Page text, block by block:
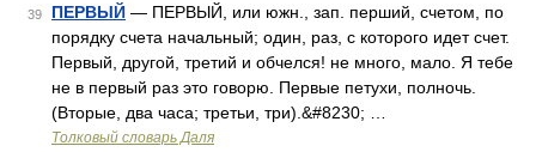
39 ПЕРВЫЙ — ПЕРВЫЙ, или южн., зап. перший, счетом, по
порядку счета начальный; один, раз, с которого идет счет.
Первый, другой, третий и обчелся! не много, мало. Я тебе
не в первый раз это говорю. Первые петухи, полночь.
(Вторые, два часа; третьи, три).&#8230; …
Толковый словарь Даля